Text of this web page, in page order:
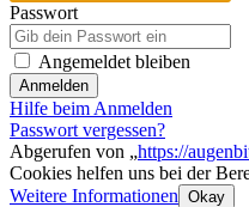
Passwort
Angemeldet bleiben
Anmelden
Hilfe beim Anmelden
Passwort vergessen?
Abgerufen von „https://
Cookies helfen uns bei der
Weitere Informationen Okay